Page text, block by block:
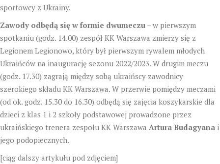
sportowcy z Ukrainy.
Zawody odbędą się w formie dwumeczu – w pierwszym
spotkaniu (godz. 14.00) zespół KK Warszawa zmierzy się z
Legionem Legionowo, który był pierwszym rywalem młodych
Ukraińców na inaugurację sezonu 2022/2023. W drugim meczu
(godz. 17.30) zagrają między sobą ukraińscy zawodnicy
szerokiego składu KK Warszawa. W przerwie pomiędzy meczami
(od ok. godz. 15.30 do 16.30) odbędą się zajęcia koszykarskie dla
dzieci z klas 1 i 2 szkoły podstawowej prowadzone przez
ukraińskiego trenera zespołu KK Warszawa Artura Budagyana i
jego podopiecznych.
[ciąg dalszy artykułu pod zdjęciem]